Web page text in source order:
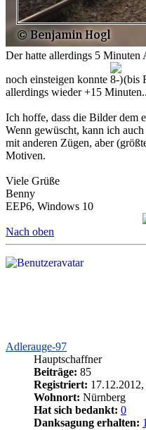
Der hatte allerdings 5 Minuten
noch einsteigen konnte
(bis
allerdings wieder +15
Ich hoffe, dass die Bilder dem
Wenn gewüscht, kann ich
mit anderen Zügen, aber
Motiven.
Viele Grüße
Benny
EEP6, Windows 10
Nach oben
Adlerauge-97
Hauptschaffner
Beiträge: 85
Registriert: 17.12.2012,
Wohnort: Nürnberg
Hat sich bedankt: 0
Danksagung erhalten: